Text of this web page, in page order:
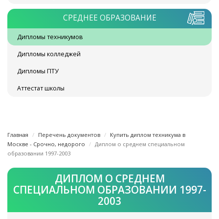
СРЕДНЕЕ ОБРАЗОВАНИЕ
Дипломы техникумов
Дипломы колледжей
Дипломы ПТУ
Аттестат школы
Главная Перечень документов
Купить диплом техникума в
Москве - Срочно, недорого
Диплом о среднем специальном
образовании 1997-2003
ДИПЛОМ О СРЕДНЕМ
СПЕЦИАЛЬНОМ ОБРАЗОВАНИИ 1997-
2003